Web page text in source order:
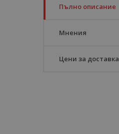
Пълно описание
Мнения
Цени за доставка